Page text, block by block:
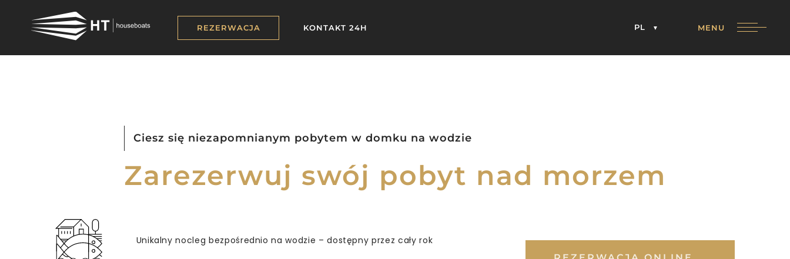
REZERWACJA KONTAKT 24H PL MENU
Zarezerwuj swój pobyt nad morzem
Ciesz się niezapomnianym pobytem w domku na wodzie
Unikalny nocleg bezpośrednio na wodzie – dostępny przez cały rok